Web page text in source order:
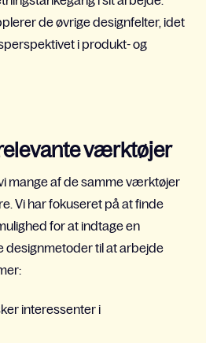
de øvrige designfelter, idet
i produkt- og
værktøjer
mange af de samme værktøjer
Vi har fokuseret på at finde
for at indtage en
designmetoder til at arbejde
interessenter i